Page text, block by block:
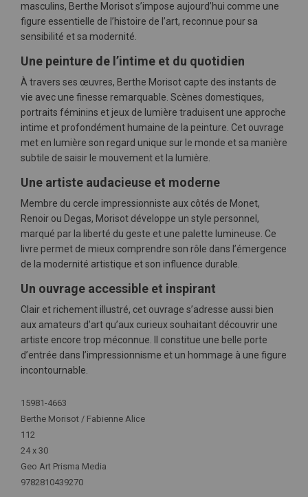
masculins, Berthe Morisot s’impose aujourd’hui comme une
figure essentielle de l’histoire de l’art, reconnue pour sa
sensibilité et sa modernité.
Une peinture de l’intime et du quotidien
À travers ses œuvres, Berthe Morisot capte des instants de
vie avec une finesse remarquable. Scènes domestiques,
portraits féminins et jeux de lumière traduisent une approche
intime et profondément humaine de la peinture. Cet ouvrage
met en lumière son regard unique sur le monde et sa manière
subtile de saisir le mouvement et la lumière.
Une artiste audacieuse et moderne
Membre du cercle impressionniste aux côtés de Monet,
Renoir ou Degas, Morisot développe un style personnel,
marqué par la liberté du geste et une palette lumineuse. Ce
livre permet de mieux comprendre son rôle dans l’émergence
de la modernité artistique et son influence durable.
Un ouvrage accessible et inspirant
Clair et richement illustré, cet ouvrage s’adresse aussi bien
aux amateurs d’art qu’aux curieux souhaitant découvrir une
artiste encore trop méconnue. Il constitue une belle porte
d’entrée dans l’impressionnisme et un hommage à une figure
incontournable.
Plus
d'infos
15981-4663
Berthe Morisot / Fabienne Alice
112
24 x 30
Geo Art Prisma Media
9782810439270